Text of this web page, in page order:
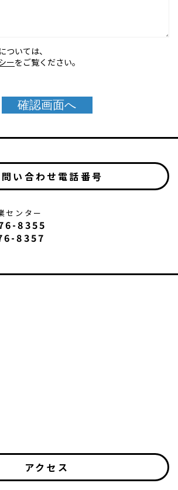
ついては、
ーをご覧ください。
い合わせ電話番号
センター
8355
8357
アクセス